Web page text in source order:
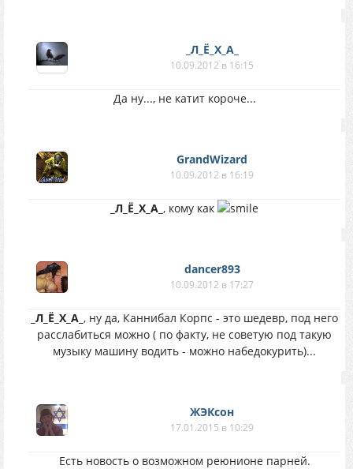
_Л_Ё_Х_А_
10.09.2012 в 16:15
Да ну..., не катит короче...
GrandWizard
10.09.2012 в 16:19
_Л_Ё_Х_А_ , кому как
dancer893
10.09.2012 в 17:27
_Л_Ё_Х_А_ , ну да, Каннибал Корпс - это шедевр, под него
расслабиться можно ( по факту, не советую под такую
музыку машину водить - можно набедокурить)...
ЖЭКсон
17.01.2015 в 10:29
Есть новость о возможном реюнионе парней.